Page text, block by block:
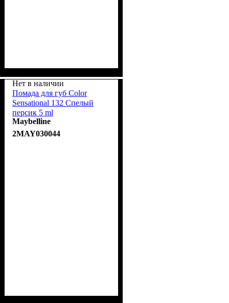
Нет в наличии
Помада для губ Color
Sensational 132 Спелый
персик 5 ml
Maybelline
2MAY030044